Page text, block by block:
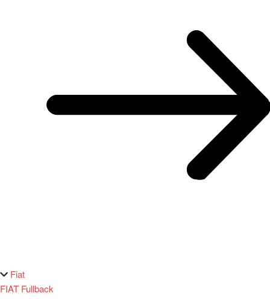
Fiat
FIAT Fullback